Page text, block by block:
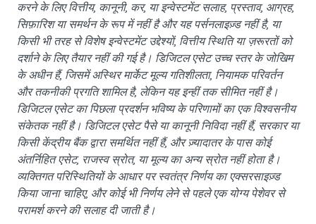
करने के लिए वित्तीय, कानूनी, कर, या इन्वेस्टमेंट सलाह, प्रस्ताव, आग्रह,
सिफ़ारिश या समर्थन के रूप में नहीं है और यह पर्सनलाइज़्ड नहीं है, या
किसी भी तरह से विशेष इन्वेस्टमेंट उद्देश्यों, वित्तीय स्थिति या ज़रूरतों को
दर्शाने के लिए तैयार नहीं की गई है। डिजिटल एसेट उच्च स्तर के जोखिम
के अधीन हैं, जिसमें अस्थिर मार्केट मूल्य गतिशीलता, नियामक परिवर्तन
और तकनीकी प्रगति शामिल है, लेकिन यह इन्हीं तक सीमित नहीं है।
डिजिटल एसेट का पिछला प्रदर्शन भविष्य के परिणामों का एक विश्वसनीय
संकेतक नहीं है। डिजिटल एसेट पैसे या कानूनी निविदा नहीं हैं, सरकार या
किसी केंद्रीय बैंक द्वारा समर्थित नहीं हैं, और ज़्यादातर के पास कोई
अंतर्निहित एसेट, राजस्व स्रोत, या मूल्य का अन्य स्रोत नहीं होता है।
व्यक्तिगत परिस्थितियों के आधार पर स्वतंत्र निर्णय का एक्सरसाइज़्ड
किया जाना चाहिए, और कोई भी निर्णय लेने से पहले एक योग्य पेशेवर से
परामर्श करने की सलाह दी जाती है।